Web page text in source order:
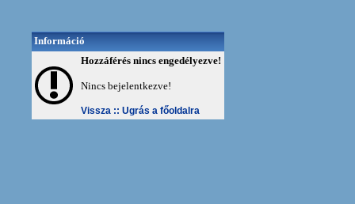
Információ
Hozzáférés nincs engedélyezve!
Nincs bejelentkezve!
Vissza :: Ugrás a főoldalra